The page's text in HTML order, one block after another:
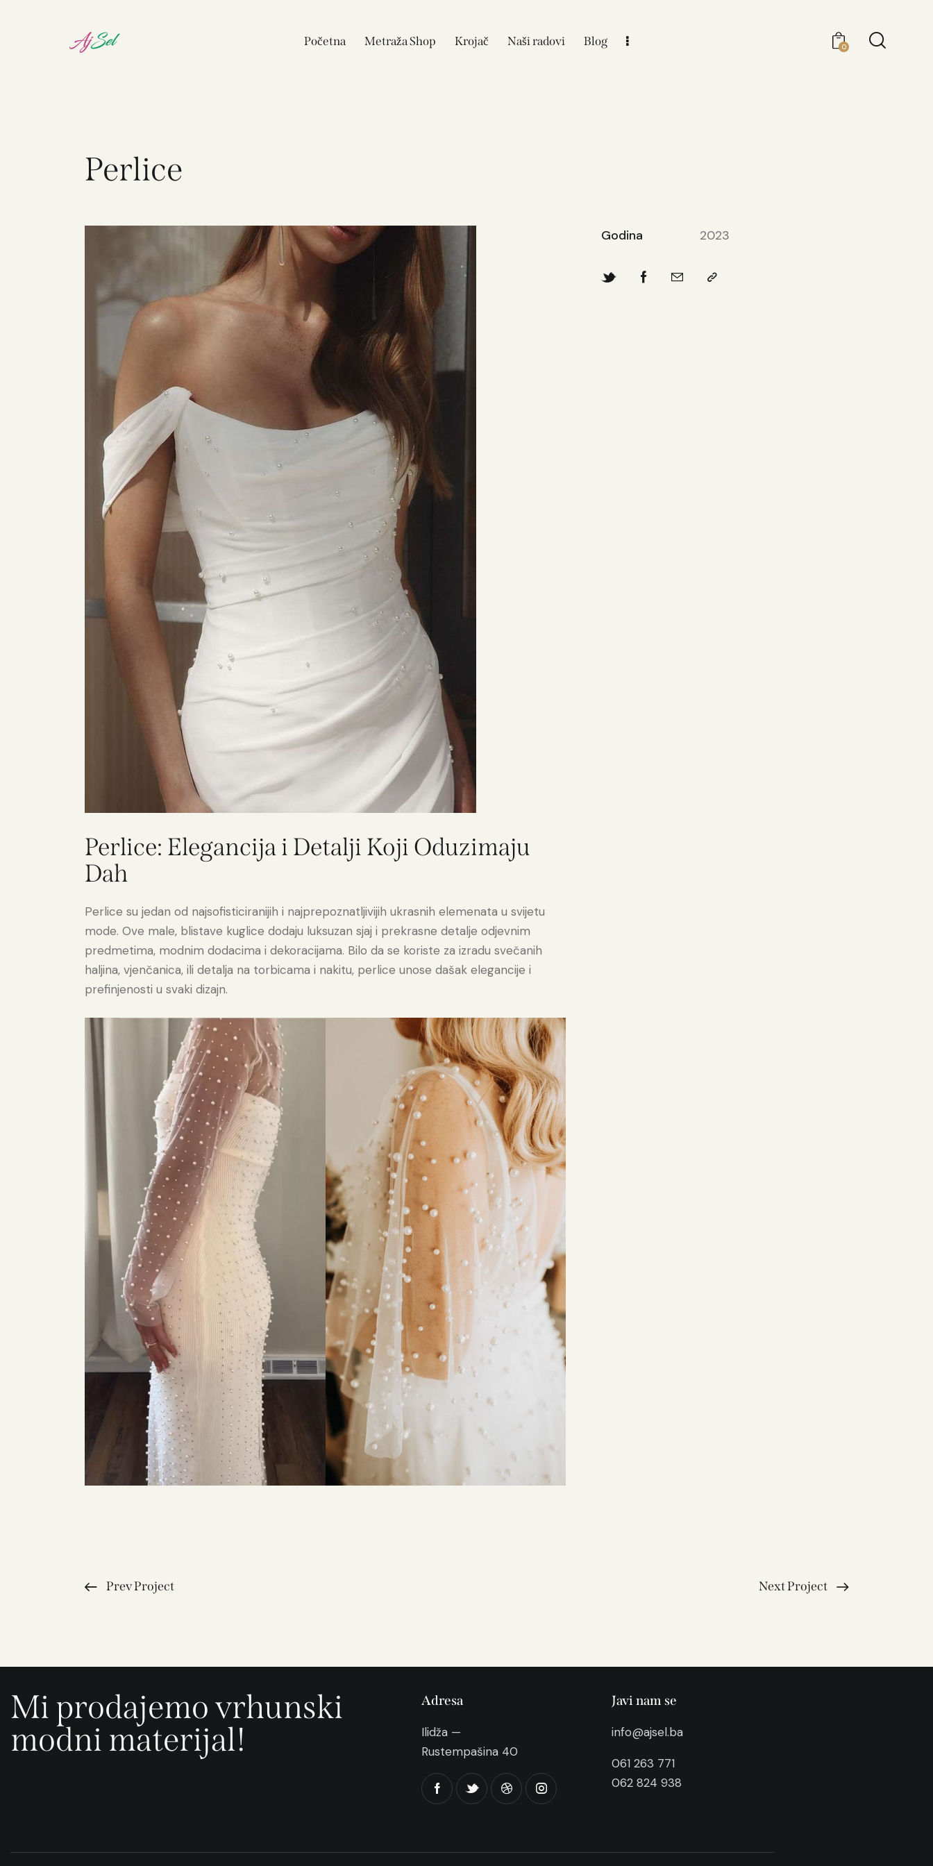
Početna Metraža Shop Krojač Naši radovi Blog 0
Perlice
Perlice: Elegancija i Detalji Koji Oduzimaju
Dah
Perlice su jedan od najsofisticiranijih i najprepoznatljivijih ukrasnih elemenata u svijetu
mode. Ove male, blistave kuglice dodaju luksuzan sjaj i prekrasne detalje odjevnim
predmetima, modnim dodacima i dekoracijama. Bilo da se koriste za izradu svečanih
haljina, vjenčanica, ili detalja na torbicama i nakitu, perlice unose dašak elegancije i
prefinjenosti u svaki dizajn.
Godina 2023
Prev Project Next Project
Mi prodajemo vrhunski
modni materijal!
Adresa
Ilidža —
Rustempašina 40
Javi nam se
info@ajsel.ba
061 263 771
062 824 938